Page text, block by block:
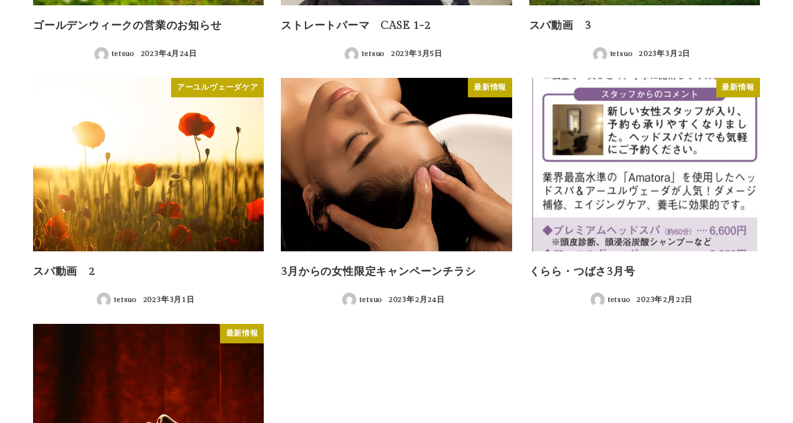
ゴールデンウィークの営業のお知らせ
tetsuo
投稿日
2023年4月24日
ストレートパーマ CASE 1-2
tetsuo
投稿日
2023年3月5日
スパ動画 3
tetsuo
投稿日
2023年3月2日
アーユルヴェーダケア
スパ動画 2
tetsuo
投稿日
2023年3月1日
最新情報
3月からの女性限定キャンペーンチラシ
tetsuo
投稿日
2023年2月24日
最新情報
くらら・つばさ3月号
tetsuo
投稿日
2023年2月22日
最新情報